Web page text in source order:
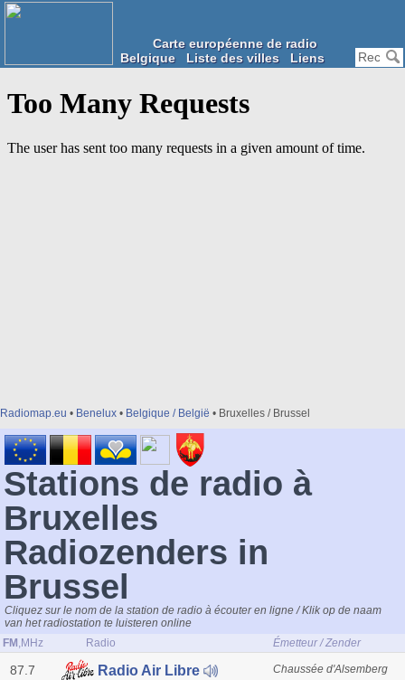
Carte européenne de radio
Belgique
Liste des villes Liens
Radiomap.eu • Benelux • Belgique / België • Bruxelles / Brussel
Stations de radio à
Bruxelles
Radiozenders in
Brussel
Cliquez sur le nom de la station de radio à écouter en ligne / Klik op de naam
van het radiostation te luisteren online
FM ,MHz Radio Émetteur / Zender
87.7 Radio Air Libre Chaussée d'Alsemberg